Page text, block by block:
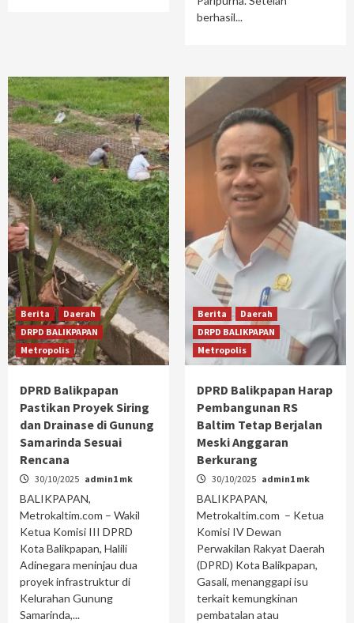
berhasil...
Berita
Daerah
DRPD BALIKPAPAN
Metropolis
DPRD Balikpapan
Pastikan Proyek Siring
dan Drainase di Gunung
Samarinda Sesuai
Rencana
30/10/2025 admin1 mk
BALIKPAPAN,
Metrokaltim.com – Wakil
Ketua Komisi III DPRD
Kota Balikpapan, Halili
Adinegara meninjau dua
proyek infrastruktur di
Kelurahan Gunung
Samarinda,...
Berita
Daerah
DRPD BALIKPAPAN
Metropolis
DPRD Balikpapan Harap
Pembangunan RS
Baltim Tetap Berjalan
Meski Anggaran
Berkurang
30/10/2025 admin1 mk
BALIKPAPAN,
Metrokaltim.com – Ketua
Komisi IV Dewan
Perwakilan Rakyat Daerah
(DPRD) Kota Balikpapan,
Gasali, menanggapi isu
terkait kemungkinan
pembatalan atau